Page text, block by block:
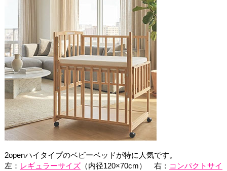
2openハイタイプのベビーベッドが特に人気です。
左： レギュラーサイズ（内径120×70cm） 右： コンパクトサイ